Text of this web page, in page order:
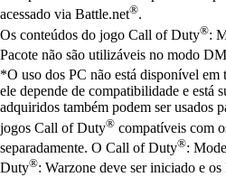
acessado via Battle.net®.
Os conteúdos do jogo Call of Duty®:
Pacote não são utilizáveis no modo
*O uso dos PC não está disponível
ele depende de compatibilidade e está
adquiridos também podem ser usados
jogos Call of Duty® compatíveis com
separadamente. O Call of Duty®:
Duty®: Warzone deve ser iniciado e